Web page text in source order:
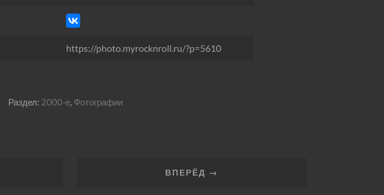
https://photo.myrocknroll.ru/?p=5610
Раздел: 2000-е, Фотографии
ВПЕРЁД →